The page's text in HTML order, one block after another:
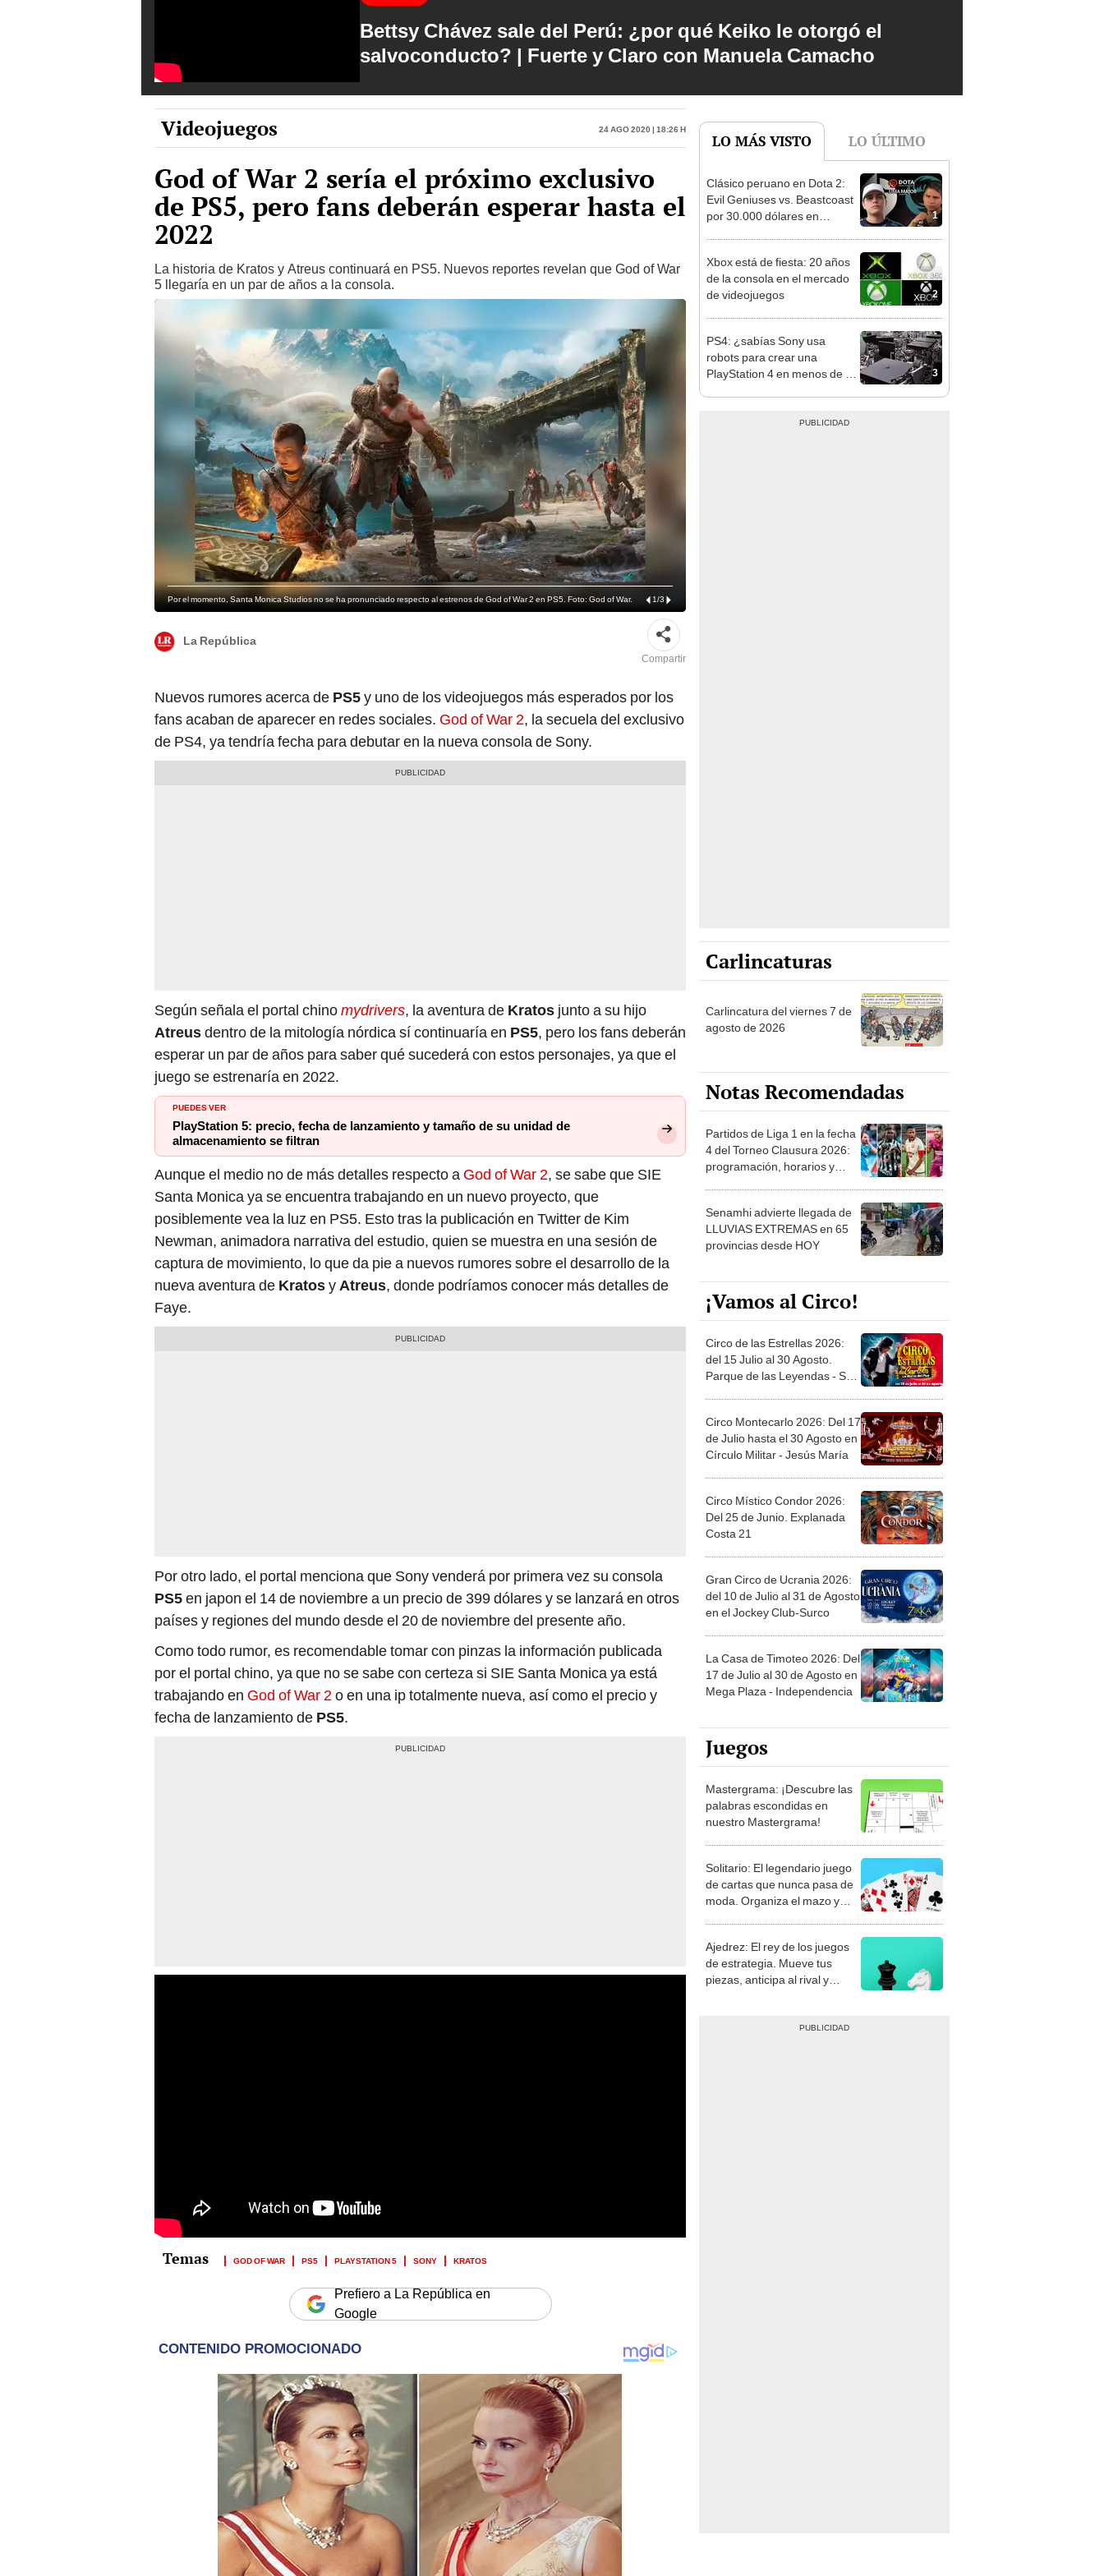
Bettsy Chávez sale del Perú: ¿por qué Keiko le otorgó el
salvoconducto? | Fuerte y Claro con Manuela Camacho
Videojuegos 24 Ago 2020 | 18:26 h
God of War 2 sería el próximo exclusivo
de PS5, pero fans deberán esperar hasta el
2022
La historia de Kratos y Atreus continuará en PS5. Nuevos reportes revelan que God of War
5 llegaría en un par de años a la consola.
Por el momento, Santa Monica Studios no se ha pronunciado respecto al estrenos de God of War 2 en PS5. Foto: God of War. 1/3
La República
Compartir
Nuevos rumores acerca de PS5y uno de los videojuegos más esperados por los
fans acaban de aparecer en redes sociales. God of War 2, la secuela del exclusivo
de PS4, ya tendría fecha para debutar en la nueva consola de Sony.
Según señala el portal chinomydrivers, la aventura de Kratos junto a su hijo
Atreusdentro de la mitología nórdica sí continuaría en PS5, pero los fans deberán
esperar un par de años para saber qué sucederá con estos personajes, ya que el
juego se estrenaría en 2022.
PUEDES VER
PlayStation 5: precio, fecha de lanzamiento y tamaño de su unidad de
almacenamiento se filtran
Aunque el medio no de más detalles respecto a God of War 2, se sabe que SIE
Santa Monica ya se encuentra trabajando en un nuevo proyecto, que
posiblemente vea la luz en PS5. Esto tras la publicación en Twitter de Kim
Newman, animadora narrativa del estudio, quien se muestra en una sesión de
captura de movimiento, lo que da pie a nuevos rumores sobre el desarrollo de la
nueva aventura de Kratosy Atreus, donde podríamos conocer más detalles de
Faye.
Por otro lado, el portal menciona que Sony venderá por primera vez su consola
PS5en japon el 14 de noviembre a un precio de 399 dólares y se lanzará en otros
países y regiones del mundo desde el 20 de noviembre del presente año.
Como todo rumor, es recomendable tomar con pinzas la información publicada
por el portal chino, ya que no se sabe con certeza si SIE Santa Monica ya está
trabajando en God of War 2 o en una ip totalmente nueva, así como el precio y
fecha de lanzamiento de PS5.
GOD OF WAR PS5 PLAYSTATION 5 SONY KRATOS
Prefiero a La República en
Google
LO MÁS VISTO LO ÚLTIMO
1
Clásico peruano en Dota 2:
Evil Geniuses vs. Beastcoast
por 30.000 dólares en
2
Xbox está de fiesta: 20 años
de la consola en el mercado
de videojuegos
3
PS4: ¿sabías Sony usa
robots para crear una
PlayStation 4 en menos de un
Carlincaturas
Carlincatura del viernes 7 de
agosto de 2026
Notas Recomendadas
Partidos de Liga 1 en la fecha
4 del Torneo Clausura 2026:
programación, horarios y
Senamhi advierte llegada de
LLUVIAS EXTREMAS en 65
provincias desde HOY
¡Vamos al Circo!
Circo de las Estrellas 2026:
del 15 Julio al 30 Agosto.
Parque de las Leyendas - San
Circo Montecarlo 2026: Del 17
de Julio hasta el 30 Agosto en
Círculo Militar - Jesús María
Circo Místico Condor 2026:
Del 25 de Junio. Explanada
Costa 21
Gran Circo de Ucrania 2026:
del 10 de Julio al 31 de Agosto
en el Jockey Club-Surco
La Casa de Timoteo 2026: Del
17 de Julio al 30 de Agosto en
Mega Plaza - Independencia
Juegos
Mastergrama: ¡Descubre las
palabras escondidas en
nuestro Mastergrama!
Solitario: El legendario juego
de cartas que nunca pasa de
moda. Organiza el mazo y
Ajedrez: El rey de los juegos
de estrategia. Mueve tus
piezas, anticipa al rival y